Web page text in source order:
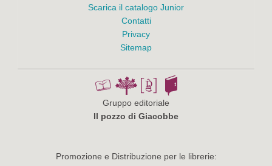
Scarica il catalogo Junior
Contatti
Privacy
Sitemap
Gruppo editoriale
Il pozzo di Giacobbe
Promozione e Distribuzione per le librerie: